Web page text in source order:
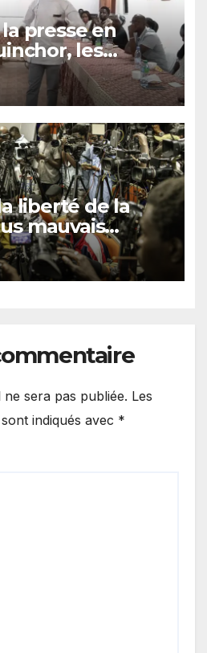
presse en
les
tirent la
»
liberté de la
mauvais
un quart de
sera pas publiée. Les
indiqués avec *